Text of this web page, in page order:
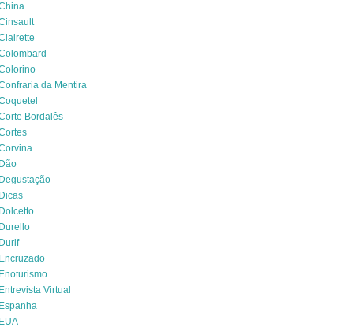
da Mentira
Bordalês
Dão
Degustação
Dicas
Dolcetto
Durello
Durif
Encruzado
Enoturismo
Entrevista Virtual
Espanha
EUA